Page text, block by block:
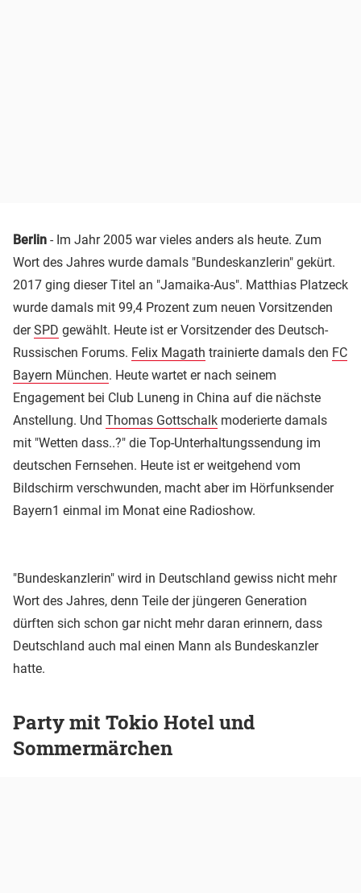
Berlin - Im Jahr 2005 war vieles anders als heute. Zum
Wort des Jahres wurde damals "Bundeskanzlerin" gekürt.
2017 ging dieser Titel an "Jamaika-Aus". Matthias Platzeck
wurde damals mit 99,4 Prozent zum neuen Vorsitzenden
derSPD gewählt. Heute ist er Vorsitzender des Deutsch-
Russischen Forums. Felix Magath trainierte damals den FC
Bayern München. Heute wartet er nach seinem
Engagement bei Club Luneng in China auf die nächste
Anstellung. Und Thomas Gottschalk moderierte damals
mit "Wetten dass..?" die Top-Unterhaltungssendung im
deutschen Fernsehen. Heute ist er weitgehend vom
Bildschirm verschwunden, macht aber im Hörfunksender
Bayern1 einmal im Monat eine Radioshow.
"Bundeskanzlerin" wird in Deutschland gewiss nicht mehr
Wort des Jahres, denn Teile der jüngeren Generation
dürften sich schon gar nicht mehr daran erinnern, dass
Deutschland auch mal einen Mann als Bundeskanzler
hatte.
Party mit Tokio Hotel und
Sommermärchen